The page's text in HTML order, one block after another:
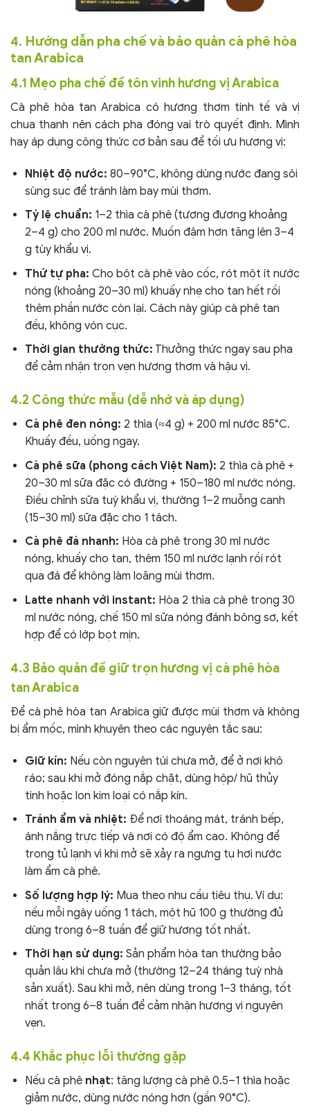
4. Hướng dẫn pha chế và bảo quản cà phê hòa
tan Arabica
4.1 Mẹo pha chế để tôn vinh hương vị Arabica
Cà phê hòa tan Arabica có hương thơm tinh tế và vị
chua thanh nên cách pha đóng vai trò quyết định. Mình
hay áp dụng công thức cơ bản sau để tối ưu hương vị:
Nhiệt độ nước: 80–90°C, không dùng nước đang sôi
sùng sục để tránh làm bay mùi thơm.
Tỷ lệ chuẩn: 1–2 thìa cà phê (tương đương khoảng
2–4 g) cho 200 ml nước. Muốn đậm hơn tăng lên 3–4
g tùy khẩu vị.
Thứ tự pha: Cho bột cà phê vào cốc, rót một ít nước
nóng (khoảng 20–30 ml) khuấy nhẹ cho tan hết rồi
thêm phần nước còn lại. Cách này giúp cà phê tan
đều, không vón cục.
Thời gian thưởng thức: Thưởng thức ngay sau pha
để cảm nhận trọn vẹn hương thơm và hậu vị.
4.2 Công thức mẫu (dễ nhớ và áp dụng)
Cà phê đen nóng: 2 thìa (≈4 g) + 200 ml nước 85°C.
Khuấy đều, uống ngay.
Cà phê sữa (phong cách Việt Nam): 2 thìa cà phê +
20–30 ml sữa đặc có đường + 150–180 ml nước nóng.
Điều chỉnh sữa tuỳ khẩu vị, thường 1–2 muỗng canh
(15–30 ml) sữa đặc cho 1 tách.
Cà phê đá nhanh: Hòa cà phê trong 30 ml nước
nóng, khuấy cho tan, thêm 150 ml nước lạnh rồi rót
qua đá để không làm loãng mùi thơm.
Latte nhanh với instant: Hòa 2 thìa cà phê trong 30
ml nước nóng, chế 150 ml sữa nóng đánh bông sơ, kết
hợp để có lớp bọt mịn.
4.3 Bảo quản để giữ trọn hương vị cà phê hòa
tan Arabica
Để cà phê hòa tan Arabica giữ được mùi thơm và không
bị ẩm mốc, mình khuyên theo các nguyên tắc sau:
Giữ kín: Nếu còn nguyên túi chưa mở, để ở nơi khô
ráo; sau khi mở đóng nắp chặt, dùng hộp/ hũ thủy
tinh hoặc lon kim loại có nắp kín.
Tránh ẩm và nhiệt: Để nơi thoáng mát, tránh bếp,
ánh nắng trực tiếp và nơi có độ ẩm cao. Không để
trong tủ lạnh vì khi mở sẽ xảy ra ngưng tụ hơi nước
làm ẩm cà phê.
Số lượng hợp lý: Mua theo nhu cầu tiêu thụ. Ví dụ:
nếu mỗi ngày uống 1 tách, một hũ 100 g thường đủ
dùng trong 6–8 tuần để giữ hương tốt nhất.
Thời hạn sử dụng: Sản phẩm hòa tan thường bảo
quản lâu khi chưa mở (thường 12–24 tháng tuỳ nhà
sản xuất). Sau khi mở, nên dùng trong 1–3 tháng, tốt
nhất trong 6–8 tuần để cảm nhận hương vị nguyên
vẹn.
4.4 Khắc phục lỗi thường gặp
Nếu cà phê nhạt: tăng lượng cà phê 0.5–1 thìa hoặc
giảm nước, dùng nước nóng hơn (gần 90°C).